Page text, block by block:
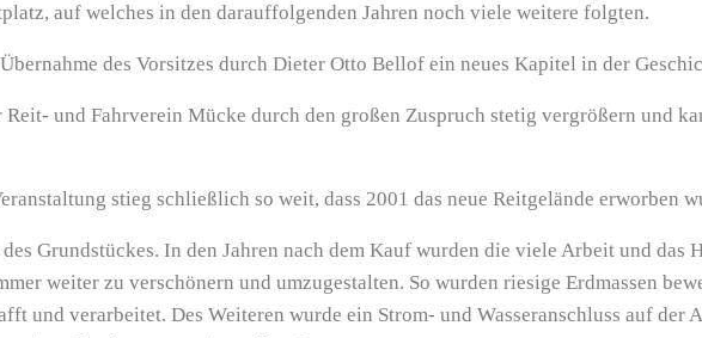
auf welches in den darauffolgenden Jahren noch viele weitere folgten.
des Vorsitzes durch Dieter Otto Bellof ein neues Kapitel in der
und Fahrverein Mücke durch den großen Zuspruch stetig vergrößern und
stieg schließlich so weit, dass 2001 das neue Reitgelände erworben
Grundstückes. In den Jahren nach dem Kauf wurden die viele Arbeit und das
weiter zu verschönern und umzugestalten. So wurden riesige Erdmassen
und verarbeitet. Des Weiteren wurde ein Strom- und Wasseranschluss auf der